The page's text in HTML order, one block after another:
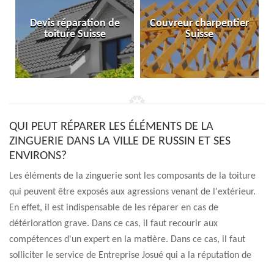
Devis réparation de
toiture Suisse
Couvreur charpentier
Suisse
QUI PEUT RÉPARER LES ÉLÉMENTS DE LA
ZINGUERIE DANS LA VILLE DE RUSSIN ET SES
ENVIRONS?
Les éléments de la zinguerie sont les composants de la toiture
qui peuvent être exposés aux agressions venant de l'extérieur.
En effet, il est indispensable de les réparer en cas de
détérioration grave. Dans ce cas, il faut recourir aux
compétences d'un expert en la matière. Dans ce cas, il faut
solliciter le service de Entreprise Josué qui a la réputation de